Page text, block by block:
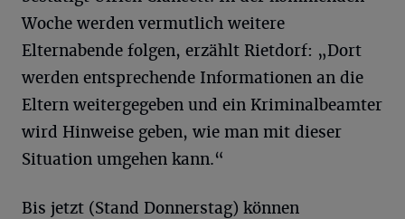
Woche werden vermutlich weitere
Elternabende folgen, erzählt Rietdorf: „Dort
werden entsprechende Informationen an die
Eltern weitergegeben und ein Kriminalbeamter
wird Hinweise geben, wie man mit dieser
Situation umgehen kann.“
Bis jetzt (Stand Donnerstag) können